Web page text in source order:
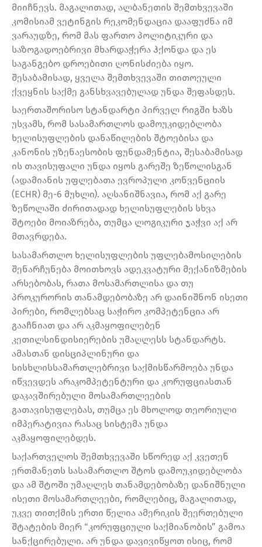
მიიჩნევს. მაგალითად, ალბანეთის შემთხვევაში
კომისიამ ვეტინგის რეკომენდაცია დააფუძნა იმ
ვარაუდზე, რომ მას ფართო პოლიტიკური და
საზოგადოებრივი მხარდაჭერა ჰქონდა და ეს
საგანგებო დროებითი ღონისძიება იყო.
შესაბამისად, ყველა შემთხვევაში თითოეული
ქვეყნის საქმე განსხვავებულად უნდა შეფასდეს.
საერთაშორისო სტანდარტი პირველ რიგში ხაზს
უსვამს, რომ სასამართლოს დამოუკიდებლობა
ხელისუფლების დანაწილების შტოებისა და
კანონის უზენაესობის ფუნდამენტია, შესაბამისად
ის თავისუფალი უნდა იყოს გარეშე ზეწოლისგან
(ადამიანის უფლებათა ევროპული კონვენციის
(ECHR) მე-6 მუხლი). აღსანიშნავია, რომ აქ გარე
ზეწოლაში ძირითადად ხელისუფლების სხვა
შტოები მოიაზრება, თუმცა ლოგიკური ჯაჭვი აქ არ
მთავრდება.
სასამართლო ხელისუფლების უფლებამოსილების
შენარჩუნება მოითხოვს ადეკვატური მექანიზმების
არსებობას, რათა მოსამართლისა და თუ
პროკურორის თანამდებობაზე არ დაინიშნონ ისეთი
პირები, რომლებსაც საჭირო კომპეტენცია არ
გააჩნიათ და არ აკმაყოფილებენ
კეთილსინდისიერების უმაღლესს სტანდარტს.
ამასთან დისციპლინური და
სისხლისსამართლებრივი საქმისწარმოება უნდა
იწვევდეს არაკომპეტენტური და კორუფციასთან
დაკავშირებული მოსამართლეების
გათავისუფლებას, თუმცა ეს მხოლოდ თეორიული
იმპერატივია რასაც სისტემა უნდა
აკმაყოფილებდეს.
საქართველოს შემთხვევაში სწორედ აქ კვეთენ
ერთმანეთს სასამართლო შტოს დამოუკიდებლობა
და ამ შტოში უმაღლეს თანამდებობაზე დანიშნული
ისეთი მოსამართლეები, რომლებიც, მაგალითად,
უკვე თითქმის ერთი წელია ამერიკის შეერთებული
შტატების მიერ “კორუფციული საქმიანობის” გამოა
სანქცირებული. არ უნდა დავივიწყოთ ისიც, რომ